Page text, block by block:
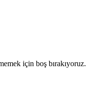
için boş bırakıyoruz.